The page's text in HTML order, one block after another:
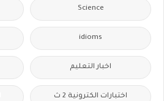
Science
idioms
اخبار التعليم
اختبارات الكترونية 2 ث